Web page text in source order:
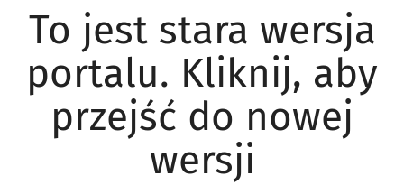
To jest stara wersja
portalu. Kliknij, aby
przejść do nowej
wersji